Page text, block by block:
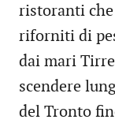
ristoranti
riforniti di
dai mari
scendere
del Tronto